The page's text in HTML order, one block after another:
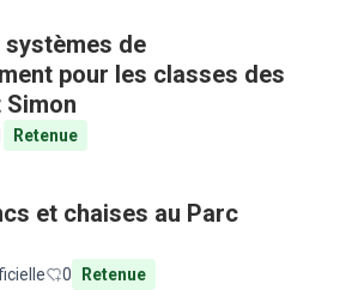
de
pour les classes des
Simon
Retenue
et chaises au Parc
0 Retenue